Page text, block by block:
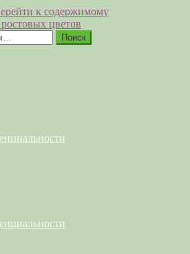
к содержимому
Поиск